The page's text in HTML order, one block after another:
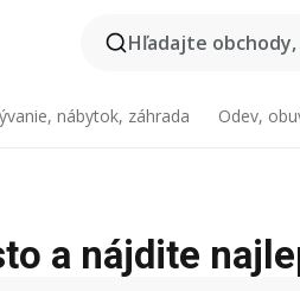
Hľadajte
nábytok, záhrada Odev,
a nájdite